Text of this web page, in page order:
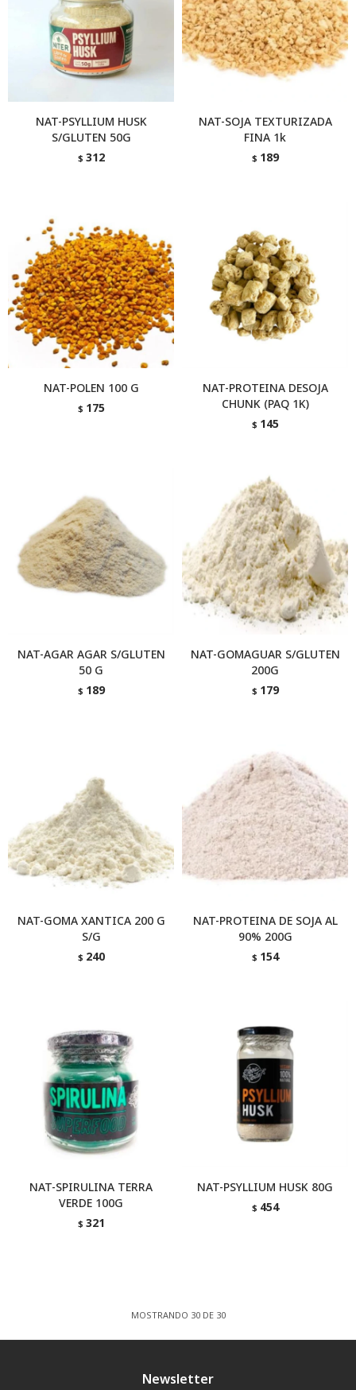
NAT-PSYLLIUM HUSK
S/GLUTEN 50G
$ 312
NAT-SOJA TEXTURIZADA
FINA 1k
$ 189
NAT-POLEN 100 G
$ 175
NAT-PROTEINA DESOJA
CHUNK (PAQ 1K)
$ 145
NAT-AGAR AGAR S/GLUTEN
50 G
$ 189
NAT-GOMAGUAR S/GLUTEN
200G
$ 179
NAT-GOMA XANTICA 200 G
S/G
$ 240
NAT-PROTEINA DE SOJA AL
90% 200G
$ 154
NAT-SPIRULINA TERRA
VERDE 100G
$ 321
NAT-PSYLLIUM HUSK 80G
$ 454
MOSTRANDO 30DE 30
Newsletter